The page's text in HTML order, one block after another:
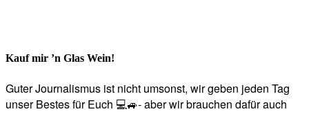
Kauf mir ’n Glas Wein!
Guter Journalismus ist nicht umsonst, wir geben jeden Tag
unser Bestes für Euch 💻🚙- aber wir brauchen dafür auch